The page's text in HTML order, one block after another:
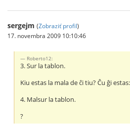
sergejm (Zobraziť profil)
17. novembra 2009 10:10:46
Roberto12:
3. Sur la tablon.
Kiu estas la mala de ĉi tiu? Ĉu ĝi estas:
4. Malsur la tablon.
?